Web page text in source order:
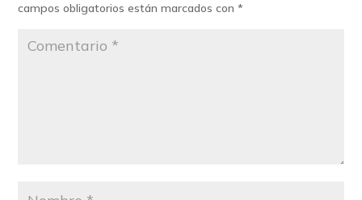
campos obligatorios están marcados con*